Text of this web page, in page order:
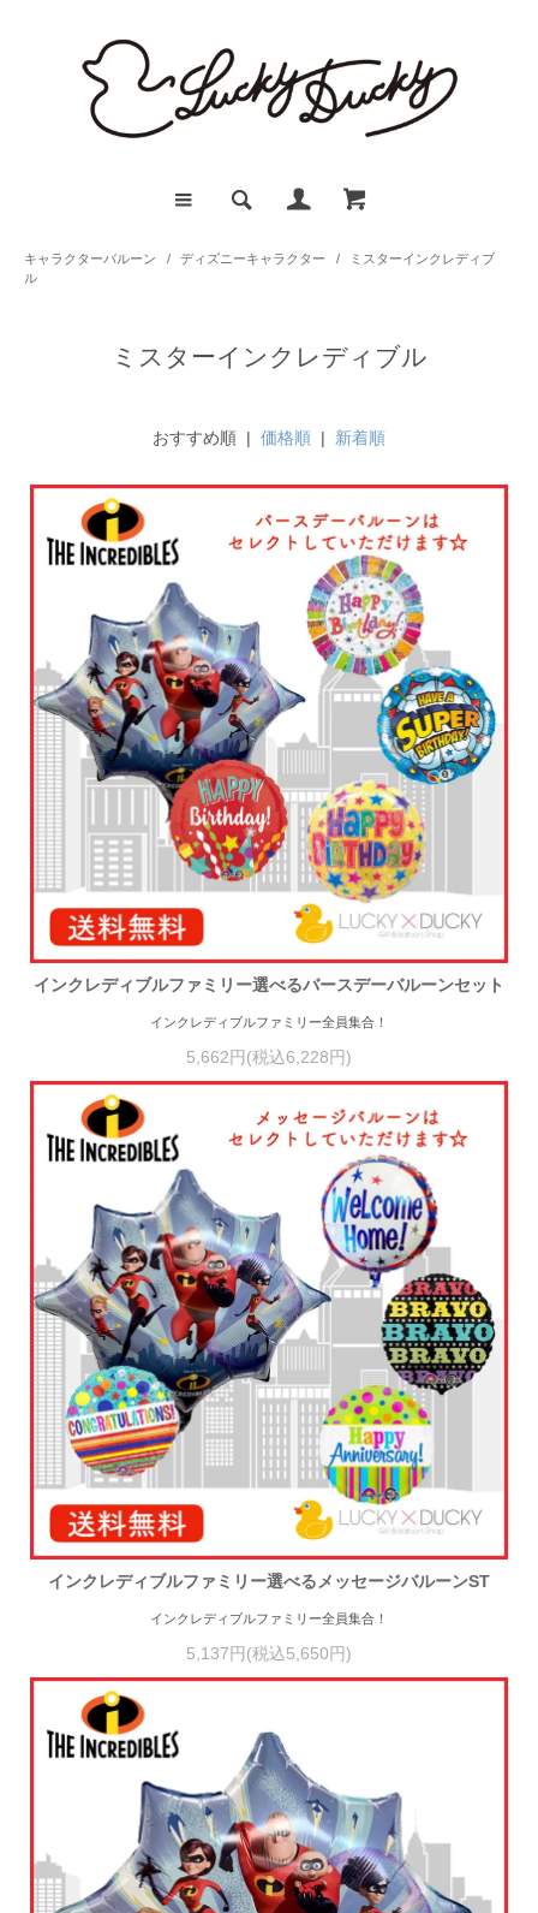
キャラクターバルーン / ディズニーキャラクター /
ミスターインクレディブ
ル
ミスターインクレディブル
おすすめ順 | 価格順 | 新着順
インクレディブルファミリー選べるバースデーバルーンセット
インクレディブルファミリー全員集合！
5,662円(税込6,228円)
インクレディブルファミリー選べるメッセージバルーンST
インクレディブルファミリー全員集合！
5,137円(税込5,650円)